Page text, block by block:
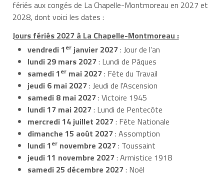
fériés aux congés de La Chapelle-Montmoreau en 2027 et
2028, dont voici les dates :
Jours fériés 2027 à La Chapelle-Montmoreau :
vendredi 1er janvier 2027: Jour de l'an
lundi 29 mars 2027: Lundi de Pâques
samedi 1er mai 2027: Fête du Travail
jeudi 6 mai 2027: Jeudi de l'Ascension
samedi 8 mai 2027: Victoire 1945
lundi 17 mai 2027: Lundi de Pentecôte
mercredi 14 juillet 2027: Fête Nationale
dimanche 15 août 2027: Assomption
lundi 1er novembre 2027: Toussaint
jeudi 11 novembre 2027: Armistice 1918
samedi 25 décembre 2027: Noël